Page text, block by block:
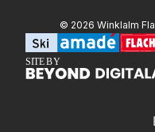
© 2026 Winklalm
SITEBY